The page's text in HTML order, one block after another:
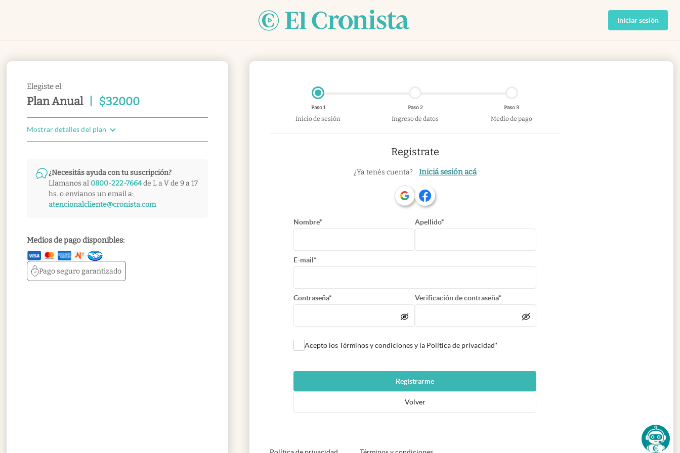
Iniciar sesión
Elegiste el:
Plan Anual $32000
Mostrar detalles del plan
¿Necesitás ayuda con tu suscripción?
Llamanos al 0800-222-7664de L a V de 9 a 17
hs. o envianos un email a:
atencionalcliente@cronista.com
Medios de pago disponibles:
Pago segurogarantizado
Paso 1
Inicio de sesión
Paso 2
Ingreso de datos
Paso 3
Medio de pago
Registrate
¿Ya tenés cuenta? Iniciá sesión acá
Nombre* Apellido*
E-mail*
Contraseña* Verificación de contraseña*
Acepto los Términos y condiciones y la Política de privacidad*
Registrarme
Volver